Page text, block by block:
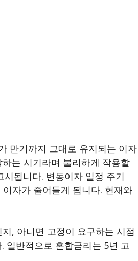
만기까지 그대로 유지되는 이자
는 시기라며 불리하게 작용할
됩니다. 변동이자 일정 주기
자가 줄어들게 됩니다. 현재와
, 아니면 고정이 요구하는 시점
일반적으로 혼합금리는 5년 고